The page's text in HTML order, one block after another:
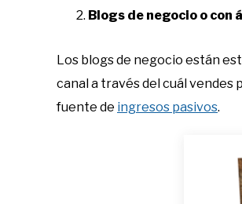
Blogs de negocio o con
Los blogs de negocio están
canal a través del cuál vendes
fuente de ingresos pasivos.